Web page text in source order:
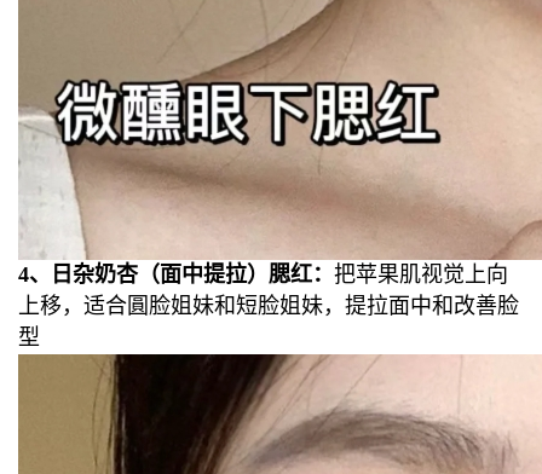
4、日杂奶杏（面中提拉）腮红： 把苹果肌视觉上向
上移，适合圓脸姐妹和短脸姐妹，提拉面中和改善脸
型